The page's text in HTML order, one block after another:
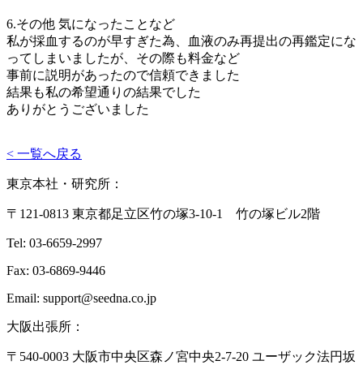
6.その他 気になったことなど
私が採血するのが早すぎた為、血液のみ再提出の再鑑定にな
ってしまいましたが、その際も料金など
事前に説明があったので信頼できました
結果も私の希望通りの結果でした
ありがとうございました
< 一覧へ戻る
東京本社・研究所：
〒121-0813 東京都足立区竹の塚3-10-1 竹の塚ビル2階
Tel: 03-6659-2997
Fax: 03-6869-9446
Email: support@seedna.co.jp
大阪出張所：
〒540-0003 大阪市中央区森ノ宮中央2-7-20 ユーザック法円坂